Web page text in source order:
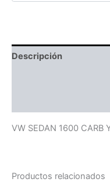
Descripción
VW SEDAN 1600 CARB
Productos relacionados